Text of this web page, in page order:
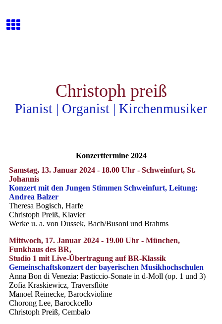
Christoph preiß
Pianist | Organist | Kirchenmusiker
Konzerttermine 2024
Samstag, 13. Januar 2024 - 18.00 Uhr - Schweinfurt, St.
Johannis
Konzert mit den Jungen Stimmen Schweinfurt, Leitung:
Andrea Balzer
Theresa Bogisch, Harfe
Christoph Preiß, Klavier
Werke u. a. von Dussek, Bach/Busoni und Brahms
Mittwoch, 17. Januar 2024 - 19.00 Uhr - München,
Funkhaus des BR,
Studio 1 mit Live-Übertragung auf BR-Klassik
Gemeinschaftskonzert der bayerischen Musikhochschulen
Anna Bon di Venezia: Pasticcio-Sonate in d-Moll (op. 1 und 3)
Zofia Kraskiewicz, Traversflöte
Manoel Reinecke, Barockvioline
Chorong Lee, Barockcello
Christoph Preiß, Cembalo